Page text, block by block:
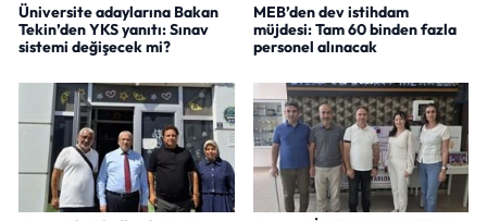
Üniversite adaylarına Bakan
Tekin’den YKS yanıtı: Sınav
sistemi değişecek mi?
MEB’den dev istihdam
müjdesi: Tam 60 binden fazla
personel alınacak